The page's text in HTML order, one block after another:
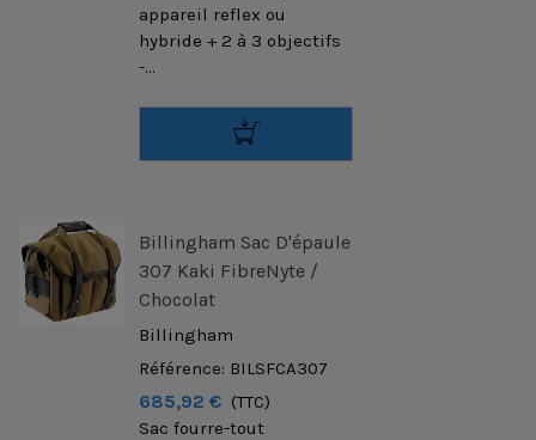
appareil reflex ou
hybride + 2 à 3 objectifs
-...
Billingham Sac D'épaule
307 Kaki FibreNyte /
Chocolat
Billingham
Référence: BILSFCA307
685,92 € (TTC)
Sac fourre-tout